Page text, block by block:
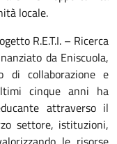
locale.
R.E.T.I. – Ricerca
da Eniscuola,
di collaborazione e
cinque anni ha
attraverso il
settore, istituzioni,